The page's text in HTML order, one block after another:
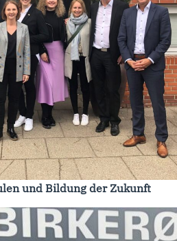
und Bildung der Zukunft